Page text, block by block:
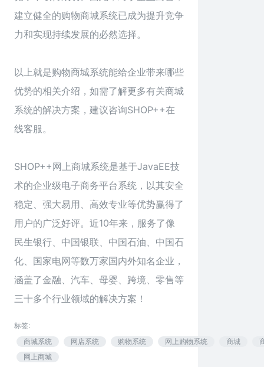
建立健全的购物商城系统已成为提升竞争
力和实现持续发展的必然选择。
以上就是购物商城系统能给企业带来哪些
优势的相关介绍，如需了解更多有关商城
系统的解决方案，建议咨询SHOP++在
线客服。
SHOP++网上商城系统是基于JavaEE技
术的企业级电子商务平台系统，以其安全
稳定、强大易用、高效专业等优势赢得了
用户的广泛好评。近10年来，服务了像
民生银行、中国银联、中国石油、中国石
化、国家电网等数万家国内外知名企业，
涵盖了金融、汽车、母婴、跨境、零售等
三十多个行业领域的解决方案！
标签:
商城系统
网店系统 购物系统 网上购物系统 商城
网上商城